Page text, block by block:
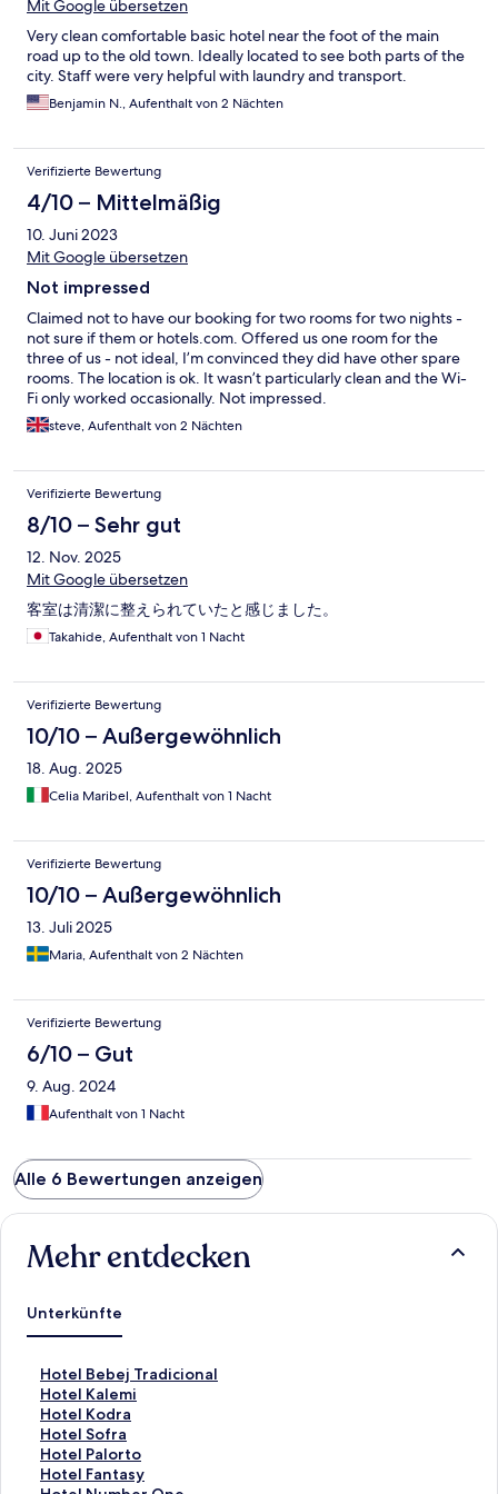
Mit Google übersetzen
Very clean comfortable basic hotel near the foot of the main
road up to the old town. Ideally located to see both parts of the
city. Staff were very helpful with laundry and transport.
Benjamin N., Aufenthalt von 2 Nächten
Verifizierte Bewertung
4/10 – Mittelmäßig
10. Juni 2023
Mit Google übersetzen
Not impressed
Claimed not to have our booking for two rooms for two nights -
not sure if them or hotels.com. Offered us one room for the
three of us - not ideal, I’m convinced they did have other spare
rooms. The location is ok. It wasn’t particularly clean and the Wi-
Fi only worked occasionally. Not impressed.
steve, Aufenthalt von 2 Nächten
Verifizierte Bewertung
8/10 – Sehr gut
12. Nov. 2025
Mit Google übersetzen
客室は清潔に整えられていたと感じました。
Takahide, Aufenthalt von 1 Nacht
Verifizierte Bewertung
10/10 – Außergewöhnlich
18. Aug. 2025
Celia Maribel, Aufenthalt von 1 Nacht
Verifizierte Bewertung
10/10 – Außergewöhnlich
13. Juli 2025
Maria, Aufenthalt von 2 Nächten
Verifizierte Bewertung
6/10 – Gut
9. Aug. 2024
Aufenthalt von 1 Nacht
Alle 6 Bewertungen anzeigen
Mehr entdecken
Unterkünfte
Hotel Bebej Tradicional
L
i
n
k
,
d
Hotel Kalemi
L
i
n
k
,
Hotel Kodra
L
i
n
k
Hotel Sofra
L
i
n
Hotel Palorto
L
iHotel Fantasy
L